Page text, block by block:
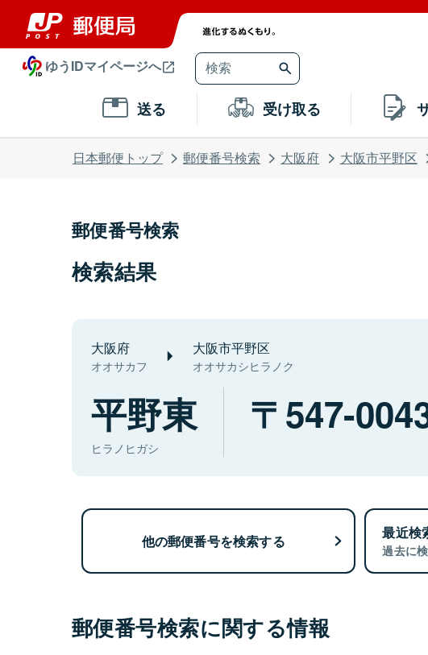
ゆうIDマイページへ
送る 受け取る
日本郵便トップ 郵便番号検索 大阪府 大阪市平野区
郵便番号検索
検索結果
大阪府
オオサカフ
大阪市平野区
オオサカシヒラノク
平野東
ヒラノヒガシ
547-
他の郵便番号を検索する 最近検
過去に
郵便番号検索に関する情報